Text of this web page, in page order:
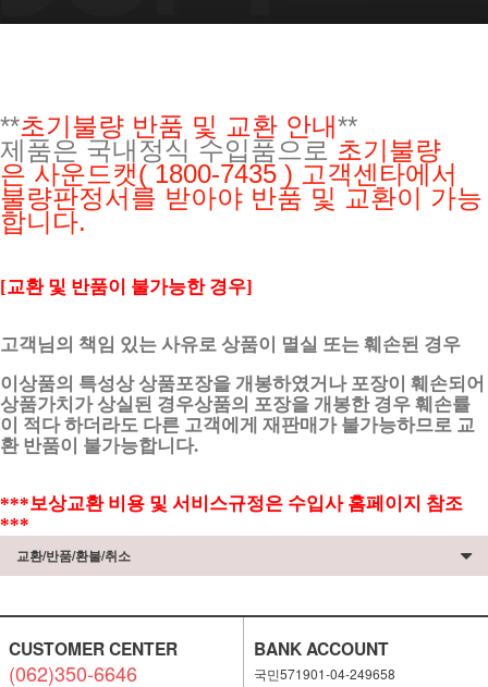
**초기불량 반품 및 교환 안내**
제품은 국내정식 수입품으로 초기불량
은 사운드캣( 1800-7435 ) 고객센타에서
불량판정서를 받아야 반품 및 교환이 가능
합니다.
[교환 및 반품이 불가능한 경우]
고객님의 책임 있는 사유로 상품이 멸실 또는 훼손된 경우
이상품의 특성상 상품포장을 개봉하였거나 포장이 훼손되어
상품가치가 상실된 경우상품의 포장을 개봉한 경우 훼손률
이 적다 하더라도 다른 고객에게 재판매가 불가능하므로 교
환 반품이 불가능합니다.
***보상교환 비용 및 서비스규정은 수입사 홈페이지 참조
***
교환/반품/환불/취소
CUSTOMER CENTER
(062)350-6646
BANK ACCOUNT
국민571901-04-249658